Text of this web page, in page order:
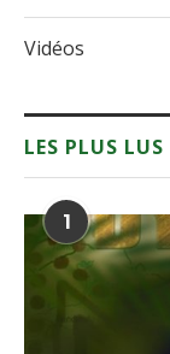
Vidéos
LES PLUS LUS
1